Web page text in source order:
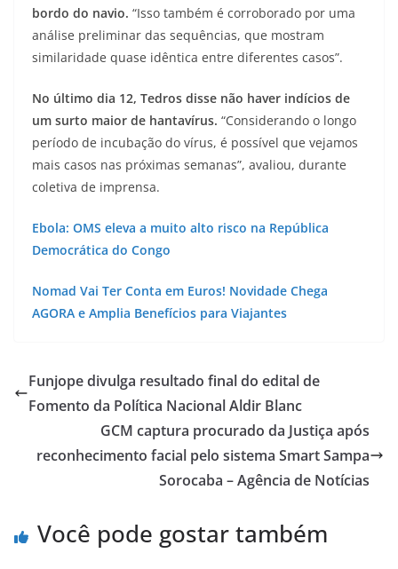
bordo do navio. “Isso também é corroborado por uma
análise preliminar das sequências, que mostram
similaridade quase idêntica entre diferentes casos”.
No último dia 12, Tedros disse não haver indícios de
um surto maior de hantavírus. “Considerando o longo
período de incubação do vírus, é possível que vejamos
mais casos nas próximas semanas”, avaliou, durante
coletiva de imprensa.
Ebola: OMS eleva a muito alto risco na República
Democrática do Congo
Nomad Vai Ter Conta em Euros! Novidade Chega
AGORA e Amplia Benefícios para Viajantes
Funjope divulga resultado final do edital de
Fomento da Política Nacional Aldir Blanc
GCM captura procurado da Justiça após
reconhecimento facial pelo sistema Smart Sampa
Sorocaba – Agência de Notícias
Você pode gostar também